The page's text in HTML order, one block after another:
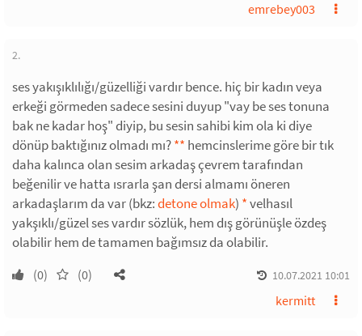
emrebey003
2.
ses yakışıklılığı/güzelliği vardır bence. hiç bir kadın veya
erkeği görmeden sadece sesini duyup "vay be ses tonuna
bak ne kadar hoş" diyip, bu sesin sahibi kim ola ki diye
dönüp baktığınız olmadı mı?** hemcinslerime göre bir tık
daha kalınca olan sesim arkadaş çevrem tarafından
beğenilir ve hatta ısrarla şan dersi almamı öneren
arkadaşlarım da var (bkz:detone olmak) *velhasıl
yakşıklı/güzel ses vardır sözlük, hem dış görünüşle özdeş
olabilir hem de tamamen bağımsız da olabilir.
(0) (0) 10.07.2021 10:01
kermitt